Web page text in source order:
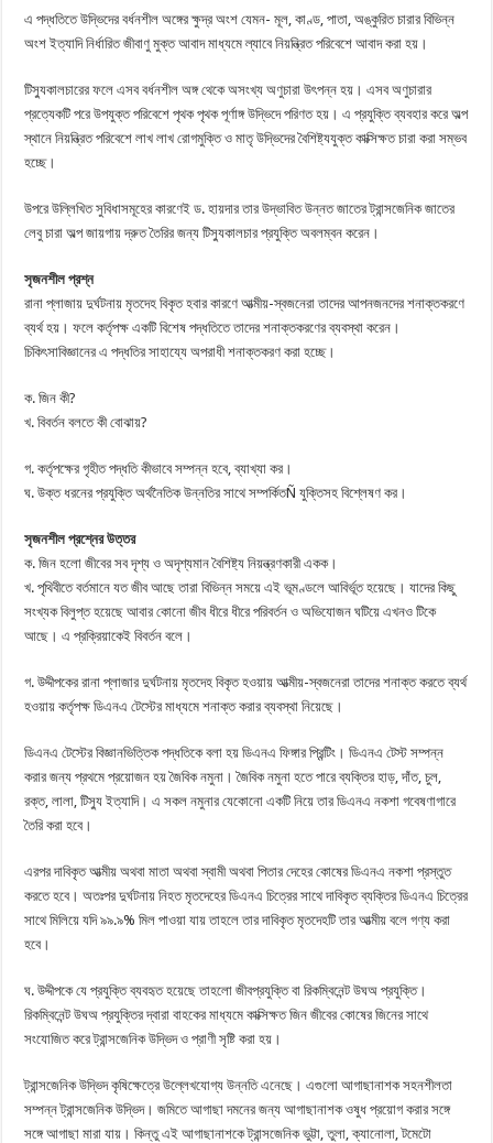
এ পদ্ধতিতে উদ্ভিদের বর্ধনশীল অঙ্গের ক্ষুদ্র অংশ যেমন- মূল, কাণ্ড, পাতা, অঙ্কুরিত চারার বিভিন্ন
অংশ ইত্যাদি নির্ধারিত জীবাণু মুক্ত আবাদ মাধ্যমে ল্যাবে নিয়ন্ত্রিত পরিবেশে আবাদ করা হয়।
টিস্যুকালচারের ফলে এসব বর্ধনশীল অঙ্গ থেকে অসংখ্য অণুচারা উৎপন্ন হয়। এসব অণুচারার
প্রত্যেকটি পরে উপযুক্ত পরিবেশে পৃথক পৃথক পূর্ণাঙ্গ উদ্ভিদে পরিণত হয়। এ প্রযুক্তি ব্যবহার করে অল্প
স্থানে নিয়ন্ত্রিত পরিবেশে লাখ লাখ রোগমুক্তি ও মাতৃ উদ্ভিদের বৈশিষ্ট্যযুক্ত কাক্সিক্ষত চারা করা সম্ভব
হচ্ছে।
উপরে উল্লিখিত সুবিধাসমূহের কারণেই ড. হায়দার তার উদ্ভাবিত উন্নত জাতের ট্রান্সজেনিক জাতের
লেবু চারা অল্প জায়গায় দ্রুত তৈরির জন্য টিস্যুকালচার প্রযুক্তি অবলম্বন করেন।
সৃজনশীল প্রশ্ন
রানা প্লাজায় দুর্ঘটনায় মৃতদেহ বিকৃত হবার কারণে আত্মীয়-স্বজনেরা তাদের আপনজনদের শনাক্তকরণে
ব্যর্থ হয়। ফলে কর্তৃপক্ষ একটি বিশেষ পদ্ধতিতে তাদের শনাক্তকরণের ব্যবস্থা করেন।
চিকিৎসাবিজ্ঞানের এ পদ্ধতির সাহায্যে অপরাধী শনাক্তকরণ করা হচ্ছে।
ক. জিন কী?
খ. বিবর্তন বলতে কী বোঝায়?
গ. কর্তৃপক্ষের গৃহীত পদ্ধতি কীভাবে সম্পন্ন হবে, ব্যাখ্যা কর।
ঘ. উক্ত ধরনের প্রযুক্তি অর্থনৈতিক উন্নতির সাথে সম্পর্কিতÑ যুক্তিসহ বিশ্লেষণ কর।
সৃজনশীল প্রশ্নের উত্তর
ক. জিন হলো জীবের সব দৃশ্য ও অদৃশ্যমান বৈশিষ্ট্য নিয়ন্ত্রণকারী একক।
খ. পৃথিবীতে বর্তমানে যত জীব আছে তারা বিভিন্ন সময়ে এই ভূমণ্ডলে আবির্ভূত হয়েছে। যাদের কিছু
সংখ্যক বিলুপ্ত হয়েছে আবার কোনো জীব ধীরে ধীরে পরিবর্তন ও অভিযোজন ঘটিয়ে এখনও টিকে
আছে। এ প্রক্রিয়াকেই বিবর্তন বলে।
গ. উদ্দীপকের রানা প্লাজার দুর্ঘটনায় মৃতদেহ বিকৃত হওয়ায় আত্মীয়-স্বজনেরা তাদের শনাক্ত করতে ব্যর্থ
হওয়ায় কর্তৃপক্ষ ডিএনএ টেস্টের মাধ্যমে শনাক্ত করার ব্যবস্থা নিয়েছে।
ডিএনএ টেস্টের বিজ্ঞানভিত্তিক পদ্ধতিকে বলা হয় ডিএনএ ফিঙ্গার প্রিন্টিং। ডিএনএ টেস্ট সম্পন্ন
করার জন্য প্রথমে প্রয়োজন হয় জৈবিক নমুনা। জৈবিক নমুনা হতে পারে ব্যক্তির হাড়, দাঁত, চুল,
রক্ত, লালা, টিস্যু ইত্যাদি। এ সকল নমুনার যেকোনো একটি নিয়ে তার ডিএনএ নকশা গবেষণাগারে
তৈরি করা হবে।
এরপর দাবিকৃত আত্মীয় অথবা মাতা অথবা স্বামী অথবা পিতার দেহের কোষের ডিএনএ নকশা প্রস্তুত
করতে হবে। অতঃপর দুর্ঘটনায় নিহত মৃতদেহের ডিএনএ চিত্রের সাথে দাবিকৃত ব্যক্তির ডিএনএ চিত্রের
সাথে মিলিয়ে যদি ৯৯.৯% মিল পাওয়া যায় তাহলে তার দাবিকৃত মৃতদেহটি তার আত্মীয় বলে গণ্য করা
হবে।
ঘ. উদ্দীপকে যে প্রযুক্তি ব্যবহৃত হয়েছে তাহলো জীবপ্রযুক্তি বা রিকম্বিনেন্ট উঘঅ প্রযুক্তি।
রিকম্বিনেন্ট উঘঅ প্রযুক্তির দ্বারা বাহকের মাধ্যমে কাক্সিক্ষত জিন জীবের কোষের জিনের সাথে
সংযোজিত করে ট্রান্সজেনিক উদ্ভিদ ও প্রাণী সৃষ্টি করা হয়।
ট্রান্সজেনিক উদ্ভিদ কৃষিক্ষেত্রে উল্লেখযোগ্য উন্নতি এনেছে। এগুলো আগাছানাশক সহনশীলতা
সম্পন্ন ট্রান্সজেনিক উদ্ভিদ। জমিতে আগাছা দমনের জন্য আগাছানাশক ওষুধ প্রয়োগ করার সঙ্গে
সঙ্গে আগাছা মারা যায়। কিন্তু এই আগাছানাশকে ট্রান্সজেনিক ভুট্টা, তুলা, ক্যানোলা, টমেটো